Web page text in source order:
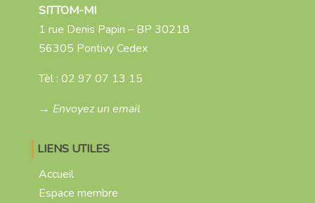
SITTOM-MI
1 rue Denis Papin – BP 30218
56305 Pontivy Cedex
Tèl : 02 97 07 13 15
→ Envoyez un email
LIENS UTILES
Accueil
Espace membre